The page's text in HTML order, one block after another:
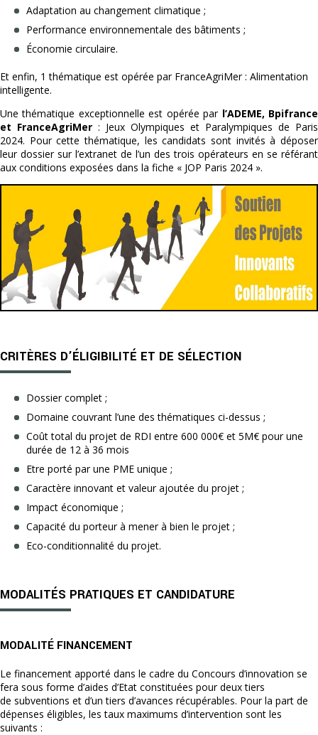
Adaptation au changement climatique ;
Performance environnementale des bâtiments ;
Économie circulaire.
Et enfin, 1 thématique est opérée par FranceAgriMer : Alimentation
intelligente.
Une thématique exceptionnelle est opérée par l’ADEME, Bpifrance
et FranceAgriMer : Jeux Olympiques et Paralympiques de Paris
2024. Pour cette thématique, les candidats sont invités à déposer
leur dossier sur l’extranet de l’un des trois opérateurs en se référant
aux conditions exposées dans la fiche « JOP Paris 2024 ».
CRITÈRES D’ÉLIGIBILITÉ ET DE SÉLECTION
Dossier complet ;
Domaine couvrant l’une des thématiques ci-dessus ;
Coût total du projet de RDI entre 600 000€ et 5M€ pour une
durée de 12 à 36 mois
Etre porté par une PME unique ;
Caractère innovant et valeur ajoutée du projet ;
Impact économique ;
Capacité du porteur à mener à bien le projet ;
Eco-conditionnalité du projet.
MODALITÉS PRATIQUES ET CANDIDATURE
MODALITÉ FINANCEMENT
Le financement apporté dans le cadre du Concours d’innovation se
fera sous forme d’aides d’Etat constituées pour deux tiers
de subventions et d’un tiers d’avances récupérables. Pour la part de
dépenses éligibles, les taux maximums d’intervention sont les
suivants :